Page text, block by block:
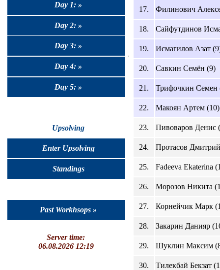
Day 1: »
Day 2: »
Day 3: »
Day 4: »
Day 5: »
Upsolving
Enter Upsolving
Standings
Past Workhsops »
Server time:
06.08.2026 12:19
17.
Филинович
18. Сайфутдинов
19. Исмагилов Азат
20. Савкин Семён (9)
21. Трифочкин Семен
22. Макоян Артем (10)
23. Пивоваров Денис
24. Протасов
25. Fadeeva Ekaterina
26. Морозов Никита
27. Корнейчик Марк
28. Закарин Данияр
29. Шуклин Максим
30. Тилекбай Бекзат